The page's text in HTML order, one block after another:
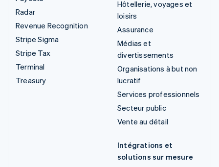
Radar
Revenue Recognition
Stripe Sigma
Stripe Tax
Terminal
Treasury
Hôtellerie, voyages et
loisirs
Assurance
Médias et
divertissements
Organisations à but non
lucratif
Services professionnels
Secteur public
Vente au détail
Intégrations et
solutions sur mesure